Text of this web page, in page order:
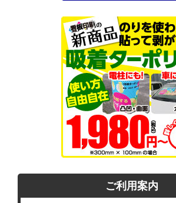
ご利用案内